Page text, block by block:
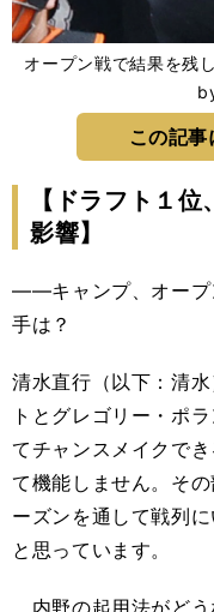
オープン戦で結果を残
この記
【ドラフト１
影響】
――キャンプ、オープ
手は？
清水直行（以下：清
トとグレゴリー・ポ
てチャンスメイクで
て機能しません。そ
ーズンを通して戦列
と思っています。
内野の起用法がどう